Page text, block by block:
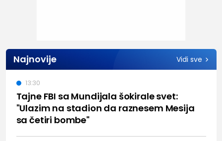
Najnovije Vidi sve
Tajne FBI sa Mundijala šokirale svet:
"Ulazim na stadion da raznesem Mesija
sa četiri bombe"
13:30